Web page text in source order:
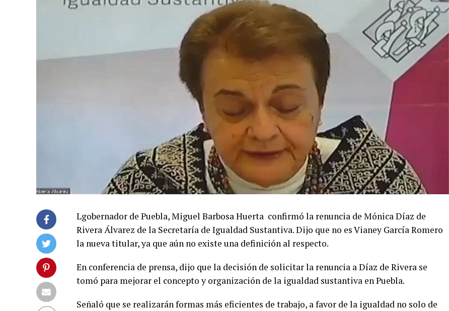
Lgobernador de Puebla, Miguel Barbosa Huerta confirmó la renuncia de Mónica Díaz de
Rivera Álvarez de la Secretaría de Igualdad Sustantiva. Dijo que no es Vianey García Romero
la nueva titular, ya que aún no existe una definición al respecto.
En conferencia de prensa, dijo que la decisión de solicitar la renuncia a Díaz de Rivera se
tomó para mejorar el concepto y organización de la igualdad sustantiva en Puebla.
Señaló que se realizarán formas más eficientes de trabajo, a favor de la igualdad no solo de